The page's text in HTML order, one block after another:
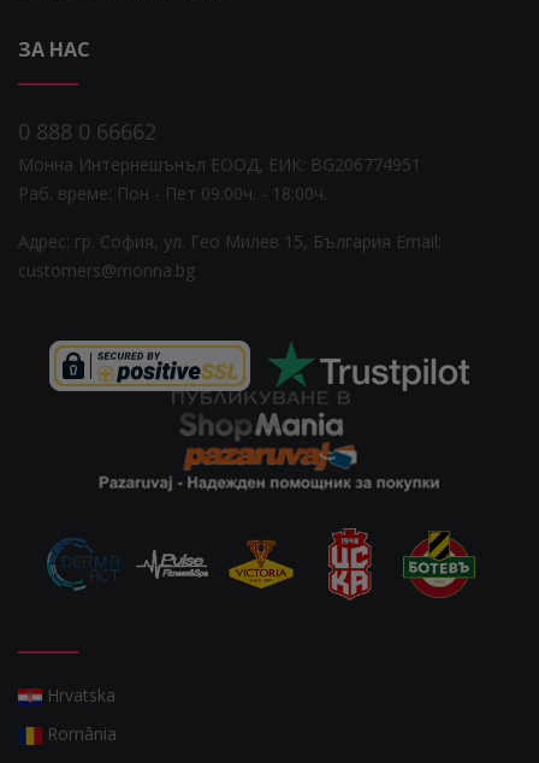
ЗА НАС
0 888 0 66662
Монна Интернешънъл ЕООД, ЕИК: BG206774951
Раб. време: Пoн - Пет 09:00ч. - 18:00ч.
Адрес: гр. София, ул. Гео Милев 15, България Email:
customers@monna.bg
Hrvatska
România